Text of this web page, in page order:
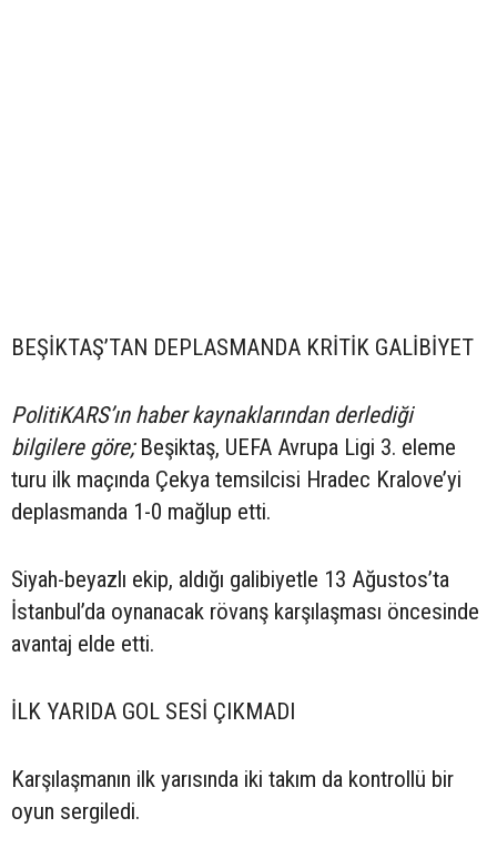
BEŞİKTAŞ’TAN DEPLASMANDA KRİTİK GALİBİYET
PolitiKARS’ın haber kaynaklarından derlediği
bilgilere göre;Beşiktaş, UEFA Avrupa Ligi 3. eleme
turu ilk maçında Çekya temsilcisi Hradec Kralove’yi
deplasmanda 1-0 mağlup etti.
Siyah-beyazlı ekip, aldığı galibiyetle 13 Ağustos’ta
İstanbul’da oynanacak rövanş karşılaşması öncesinde
avantaj elde etti.
İLK YARIDA GOL SESİ ÇIKMADI
Karşılaşmanın ilk yarısında iki takım da kontrollü bir
oyun sergiledi.